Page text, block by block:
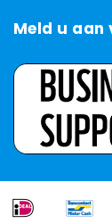
Meld u aan